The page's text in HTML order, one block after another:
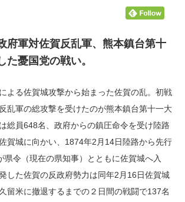
府軍対佐賀反乱軍、熊本鎮台第十
た憂国党の戦い。
よる佐賀城攻撃から始まった佐賀の乱。初戦
乱軍の総攻撃を受けたのが熊本鎮台第十一大
総員648名、政府からの鎮圧命令を受け陸路
賀城に向かい、1874年2月14日陸路から先行
県令（現在の県知事）とともに佐賀城へ入
した佐賀の反政府勢力は同年2月16日佐賀城
留米に撤退するまでの２日間の戦闘で137名